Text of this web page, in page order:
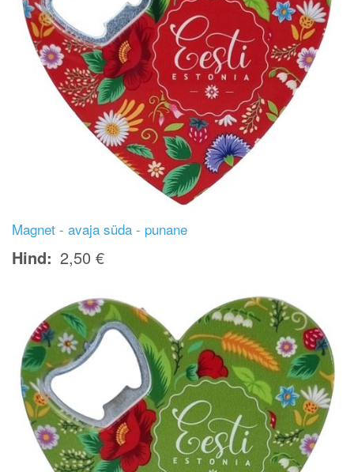
Magnet - avaja süda - punane
Hind 2,50 €